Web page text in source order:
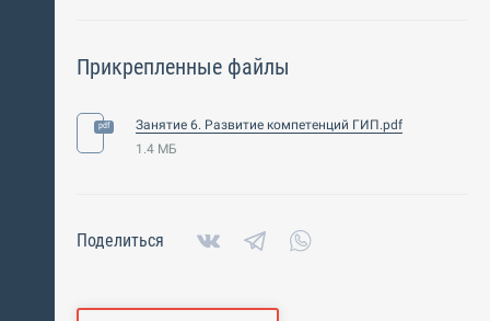
Прикрепленные файлы
Занятие 6. Развитие компетенций ГИП.pdf
1.4 МБ
Поделиться